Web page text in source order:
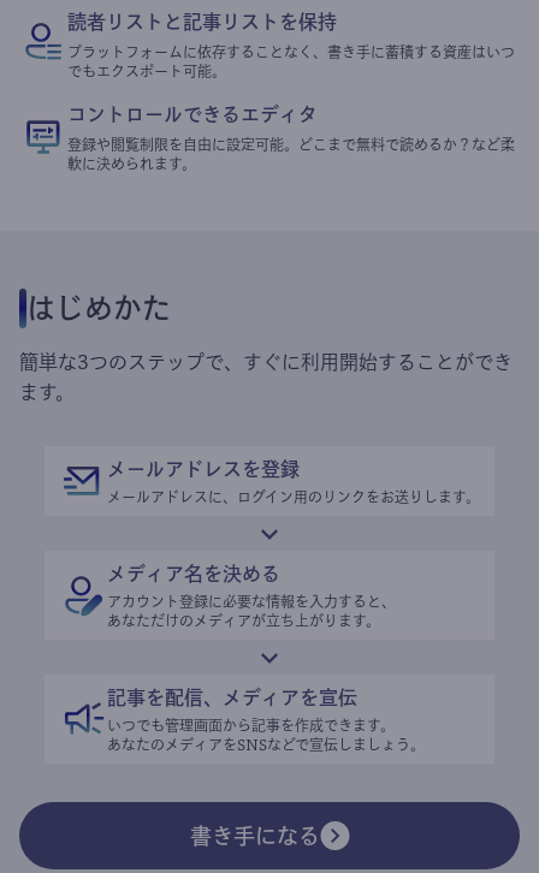
読者リストと記事リストを保持
プラットフォームに依存することなく、書き手に蓄積する資産はいつ
でもエクスポート可能。
コントロールできるエディタ
登録や閲覧制限を自由に設定可能。どこまで無料で読めるか？など柔
軟に決められます。
はじめかた
簡単な3つのステップで、すぐに利用開始することができ
ます。
メールアドレスを登録
メールアドレスに、ログイン用のリンクをお送りします。
メディア名を決める
アカウント登録に必要な情報を入力すると、
あなただけのメディアが立ち上がります。
記事を配信、メディアを宣伝
いつでも管理画面から記事を作成できます。
あなたのメディアをSNSなどで宣伝しましょう。
書き手になる